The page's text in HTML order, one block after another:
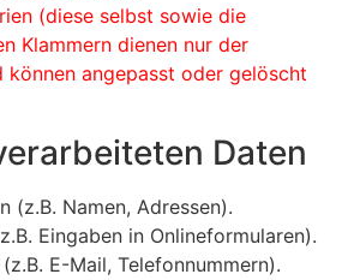
(diese selbst sowie die
Klammern dienen nur der
können angepasst oder gelöscht
Daten
(z.B. Namen, Adressen).
Eingaben in Onlineformularen).
E-Mail, Telefonnummern).